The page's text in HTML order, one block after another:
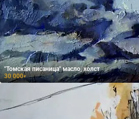
"Томская писаница" масло, холст
30 000₽